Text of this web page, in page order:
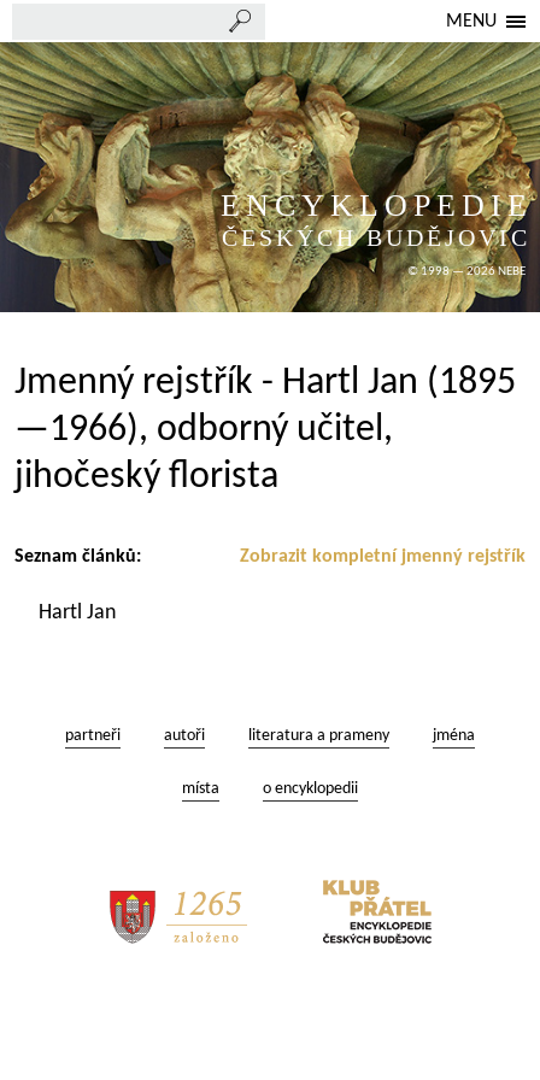
MENU
ENCYKLOPEDIE
ČESKÝCH BUDĚJOVIC
© 1998 — 2026 NEBE
Jmenný rejstřík - Hartl Jan (1895
—1966), odborný učitel,
jihočeský florista
Zobrazit kompletní jmenný rejstřík
Seznam článků:
Hartl Jan
partneři autoři literatura a prameny jména
místa o encyklopedii